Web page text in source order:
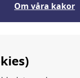
Om våra kakor